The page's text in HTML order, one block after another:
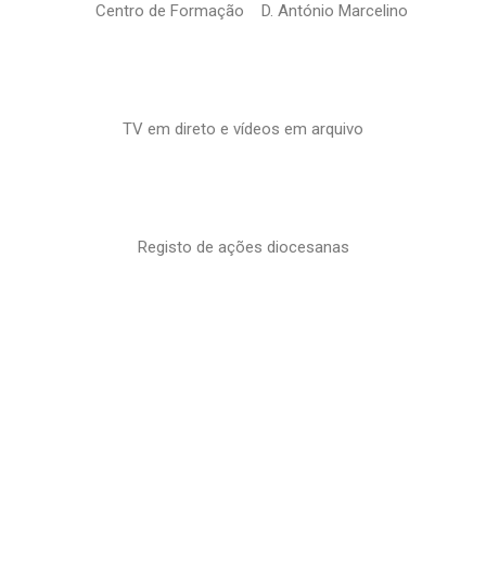
Centro de Formação D. António Marcelino
TV em direto e vídeos em arquivo
Registo de ações diocesanas